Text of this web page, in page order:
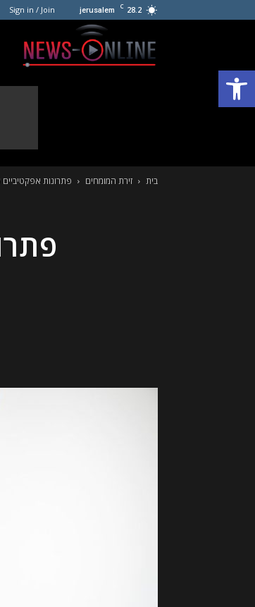
פתח סרגל נגישות
28.2
C
jerusalem
Sign in / Join
בית זירת המומחים פתרונות